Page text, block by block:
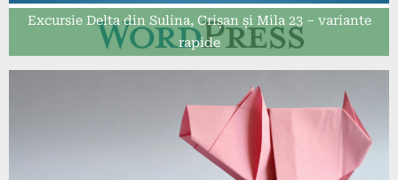
Excursie Delta din Sulina, Crișan și Mila 23 – variante
rapide